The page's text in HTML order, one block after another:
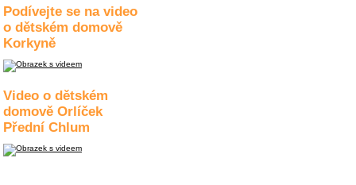
Podívejte se na video
o dětském domově
Korkyně
Video o dětském
domově Orlíček
Přední Chlum